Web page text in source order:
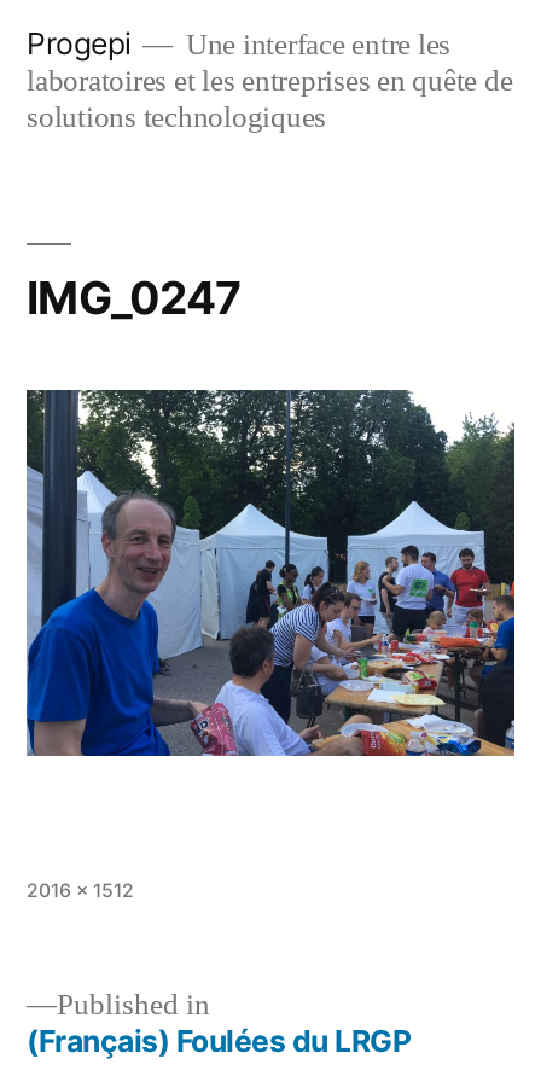
content
Progepi
Une interface entre les
laboratoires et les entreprises en quête de
solutions technologiques
IMG_0247
Full
2016 × 1512
Post
Published in
(Français) Foulées du LRGP